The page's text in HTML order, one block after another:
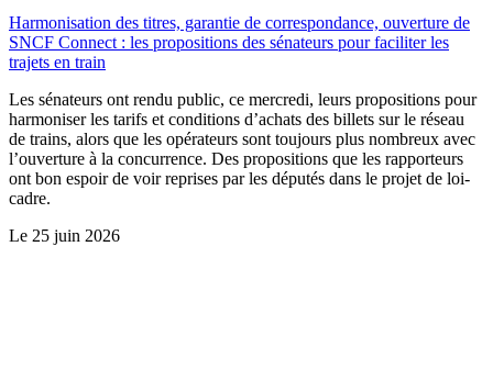
Harmonisation des titres, garantie de correspondance, ouverture de
SNCF Connect : les propositions des sénateurs pour faciliter les
trajets en train
Les sénateurs ont rendu public, ce mercredi, leurs propositions pour
harmoniser les tarifs et conditions d’achats des billets sur le réseau
de trains, alors que les opérateurs sont toujours plus nombreux avec
l’ouverture à la concurrence. Des propositions que les rapporteurs
ont bon espoir de voir reprises par les députés dans le projet de loi-
cadre.
Le 25 juin 2026